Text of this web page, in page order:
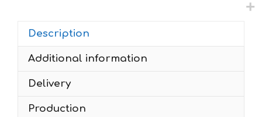
TXT
quantity
Description
Additional information
Delivery
Production